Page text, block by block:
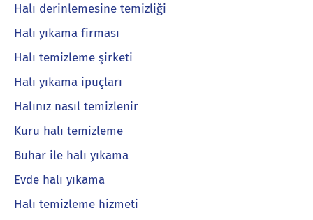
Halı derinlemesine temizliği
Halı yıkama firması
Halı temizleme şirketi
Halı yıkama ipuçları
Halınız nasıl temizlenir
Kuru halı temizleme
Buhar ile halı yıkama
Evde halı yıkama
Halı temizleme hizmeti